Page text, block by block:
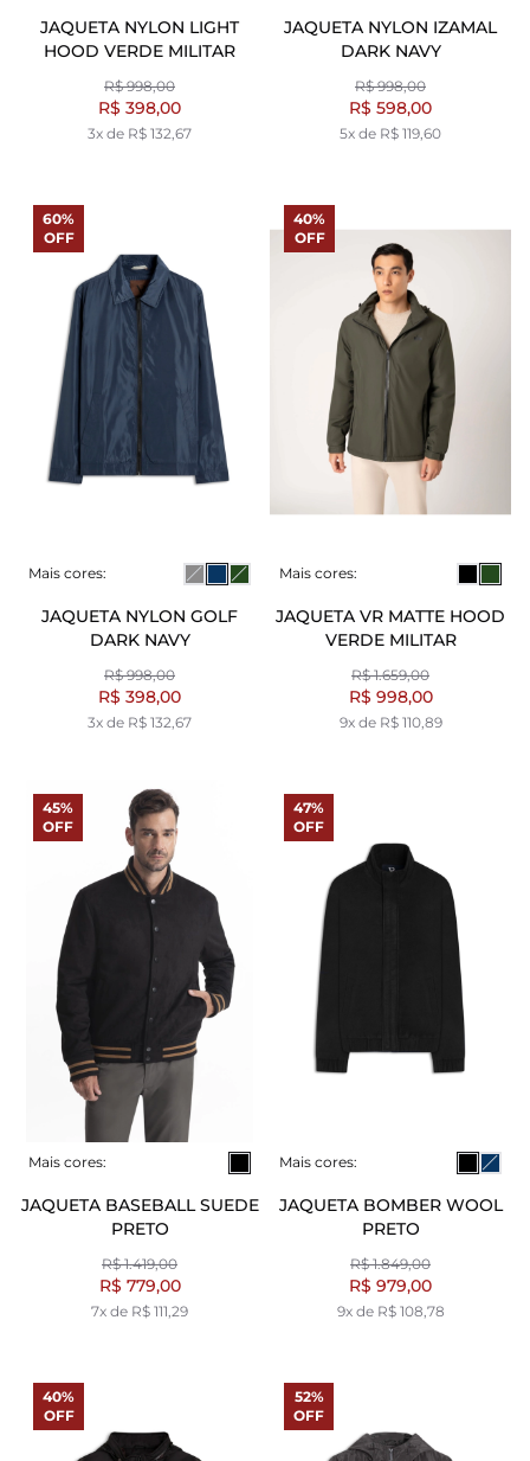
JAQUETA NYLON LIGHT
HOOD VERDE MILITAR
R$ 998,00
R$ 398,00
3x de R$ 132,67
JAQUETA NYLON IZAMAL
DARK NAVY
R$ 998,00
R$ 598,00
5x de R$ 119,60
Mais cores:
JAQUETA NYLON GOLF
DARK NAVY
R$ 998,00
R$ 398,00
3x de R$ 132,67
60%
OFF
Mais cores:
JAQUETA VR MATTE HOOD
VERDE MILITAR
R$ 1.659,00
R$ 998,00
9x de R$ 110,89
40%
OFF
Mais cores:
JAQUETA BASEBALL SUEDE
PRETO
R$ 1.419,00
R$ 779,00
7x de R$ 111,29
45%
OFF
Mais cores:
JAQUETA BOMBER WOOL
PRETO
R$ 1.849,00
R$ 979,00
9x de R$ 108,78
47%
OFF
40%
OFF
52%
OFF